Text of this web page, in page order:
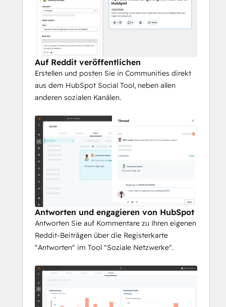
Auf Reddit veröffentlichen
Erstellen und posten Sie in Communities direkt
aus dem HubSpot Social Tool, neben allen
anderen sozialen Kanälen.
Antworten und engagieren von HubSpot
Antworten Sie auf Kommentare zu Ihren eigenen
Reddit-Beiträgen über die Registerkarte
"Antworten" im Tool "Soziale Netzwerke".